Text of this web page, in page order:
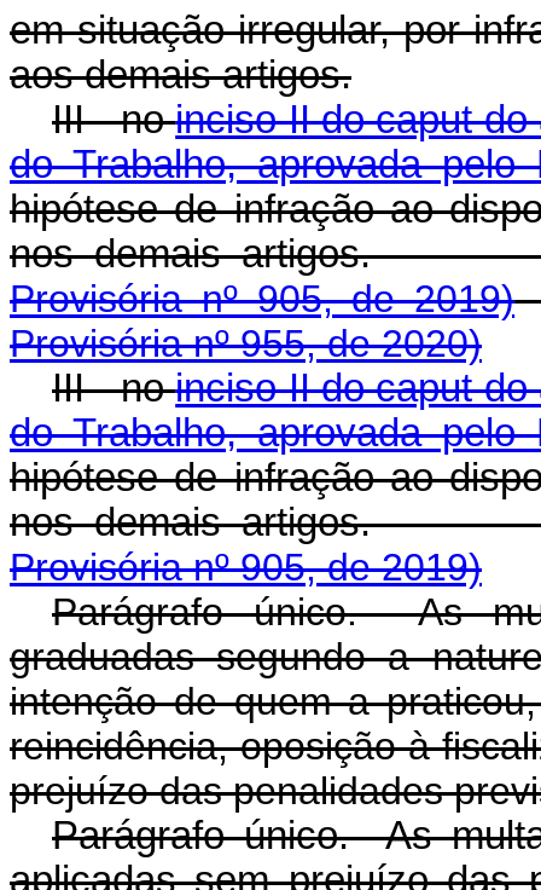
em situação irregular, por
aos demais artigos.
III - noinciso II do caput
do Trabalho, aprovada
hipótese de infração ao
nos demais
Provisória nº 905, de 2019)
Provisória nº 955, de 2020)
III - noinciso II do caput
do Trabalho, aprovada
hipótese de infração ao
nos demais
Provisória nº 905, de 2019)
Parágrafo único. As
graduadas segundo a
intenção de quem a
reincidência, oposição à
prejuízo das penalidades
Parágrafo único. As
aplicadas sem prejuízo das